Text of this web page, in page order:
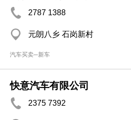
2787 1388
元朗八乡 石岗新村
汽车买卖─新车
快意汽车有限公司
2375 7392